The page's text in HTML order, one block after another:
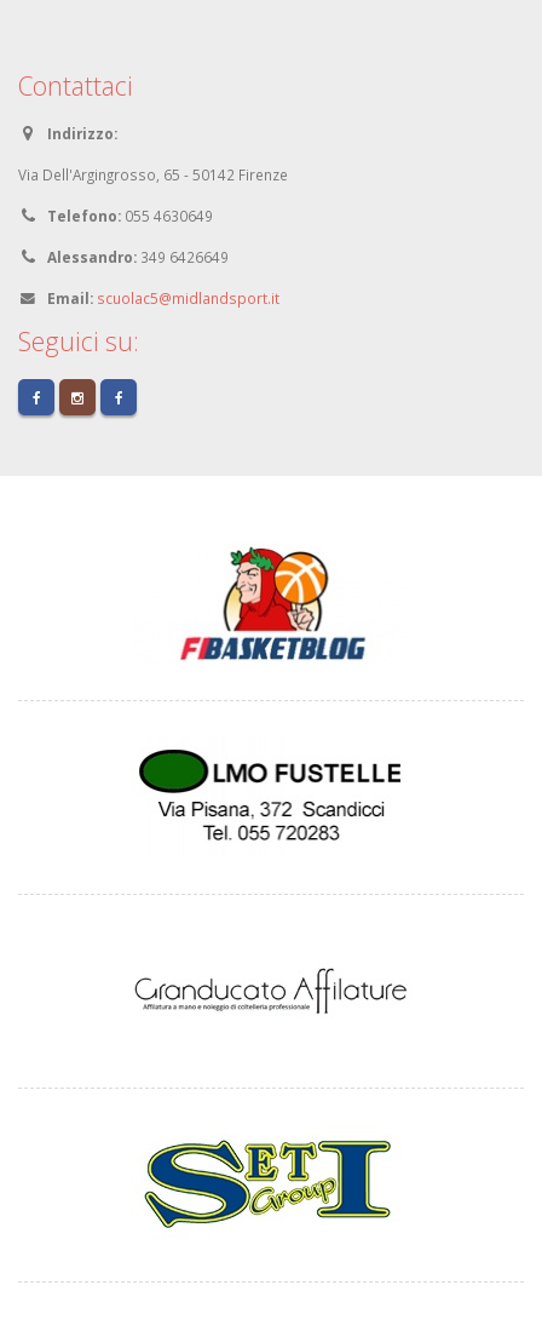
Contattaci
Indirizzo:
Via Dell'Argingrosso, 65 - 50142 Firenze
Telefono: 055 4630649
Alessandro: 349 6426649
Email: scuolac5@midlandsport.it
Seguici su: